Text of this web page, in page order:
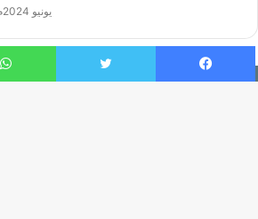
يونيو 2024م | 1:41 م
فيسبوك تويتر واتساب